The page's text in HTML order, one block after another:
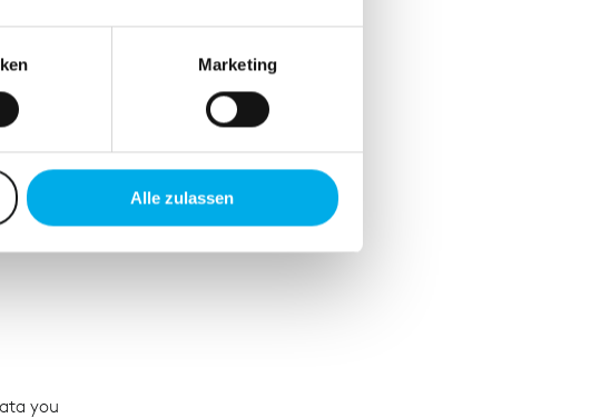
Meter genau sein können
identifizieren
legen Sie Ihre Präferenzen imAbschnitt
für soziale Medien anbieten zu können
zu Ihrer Verwendung unserer
Partner führen diese Informationen
oder die sie im Rahmen Ihrer Nutzung
Marketing
Alle zulassen
you